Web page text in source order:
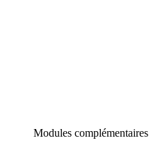
Modules complémentaires